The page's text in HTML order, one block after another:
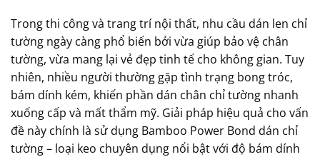
Trong thi công và trang trí nội thất, nhu cầu dán len chỉ
tường ngày càng phổ biến bởi vừa giúp bảo vệ chân
tường, vừa mang lại vẻ đẹp tinh tế cho không gian. Tuy
nhiên, nhiều người thường gặp tình trạng bong tróc,
bám dính kém, khiến phần dán chân chỉ tường nhanh
xuống cấp và mất thẩm mỹ. Giải pháp hiệu quả cho vấn
đề này chính là sử dụng Bamboo Power Bond dán chỉ
tường – loại keo chuyên dụng nổi bật với độ bám dính